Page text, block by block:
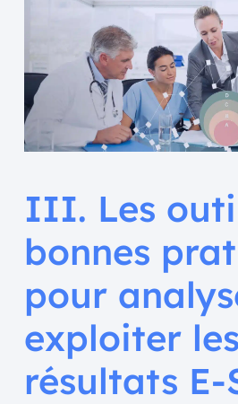
III. Les
bonnes
pour
exploiter les
résultats E-